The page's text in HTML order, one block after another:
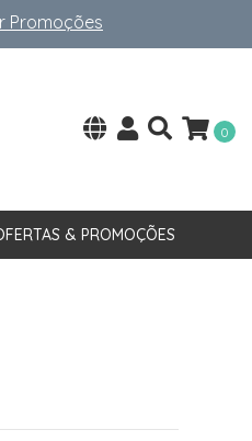
Promoções
0
& PROMOÇÕES